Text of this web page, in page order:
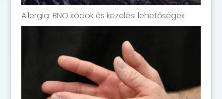
Allergia: BNO kódok és kezelési lehetőségek